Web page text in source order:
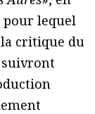
pour lequel
critique du
suivront